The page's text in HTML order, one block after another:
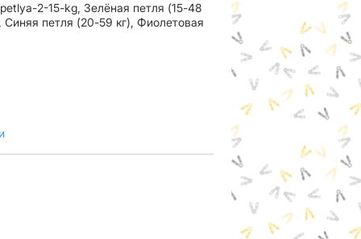
2-15-kg, Зелёная петля (15-48
Синяя петля (20-59 кг), Фиолетовая